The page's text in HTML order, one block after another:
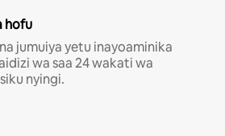
hofu
jumuiya yetu inayoaminika
wa saa 24 wakati wa
nyingi.